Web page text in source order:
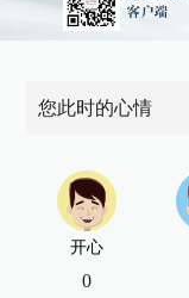
您此时的心情
开心
0